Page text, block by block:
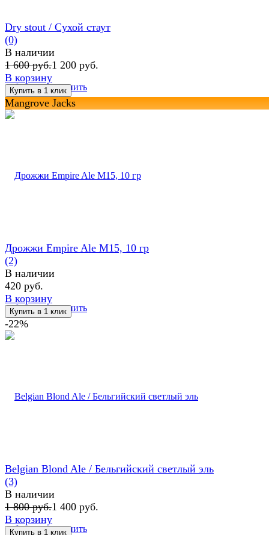
избранное сравнить
Dry stout / Сухой стаут
(0)
В наличии
1 600 руб.1 200 руб.
В корзину
Mangrove Jacks
избранное сравнить
Дрожжи Empire Ale M15, 10 гр
(2)
В наличии
420 руб.
В корзину
-22%
избранное сравнить
Belgian Blond Ale / Бельгийский светлый эль
(3)
В наличии
1 800 руб.1 400 руб.
В корзину